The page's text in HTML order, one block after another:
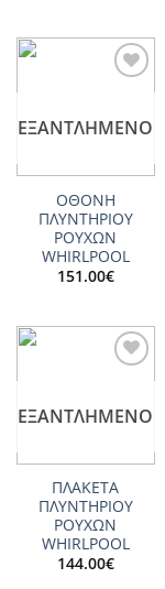
ΕΞΑΝΤΛΗΜΈΝΟ
ΟΘΟΝΗ
ΠΛΥΝΤΗΡΙΟΥ
ΡΟΥΧΩΝ
WHIRLPOOL
151.00€
ΕΞΑΝΤΛΗΜΈΝΟ
ΠΛΑΚΕΤΑ
ΠΛΥΝΤΗΡΙΟΥ
ΡΟΥΧΩΝ
WHIRLPOOL
144.00€